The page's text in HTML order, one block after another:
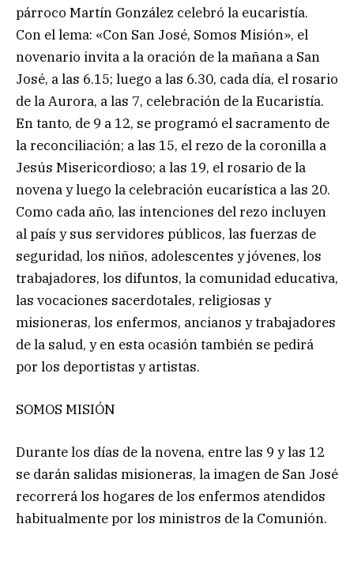
párroco Martín González celebró la eucaristía.
Con el lema: «Con San José, Somos Misión», el
novenario invita a la oración de la mañana a San
José, a las 6.15; luego a las 6.30, cada día, el rosario
de la Aurora, a las 7, celebración de la Eucaristía.
En tanto, de 9 a 12, se programó el sacramento de
la reconciliación; a las 15, el rezo de la coronilla a
Jesús Misericordioso; a las 19, el rosario de la
novena y luego la celebración eucarística a las 20.
Como cada año, las intenciones del rezo incluyen
al país y sus servidores públicos, las fuerzas de
seguridad, los niños, adolescentes y jóvenes, los
trabajadores, los difuntos, la comunidad educativa,
las vocaciones sacerdotales, religiosas y
misioneras, los enfermos, ancianos y trabajadores
de la salud, y en esta ocasión también se pedirá
por los deportistas y artistas.
SOMOS MISIÓN
Durante los días de la novena, entre las 9 y las 12
se darán salidas misioneras, la imagen de San José
recorrerá los hogares de los enfermos atendidos
habitualmente por los ministros de la Comunión.